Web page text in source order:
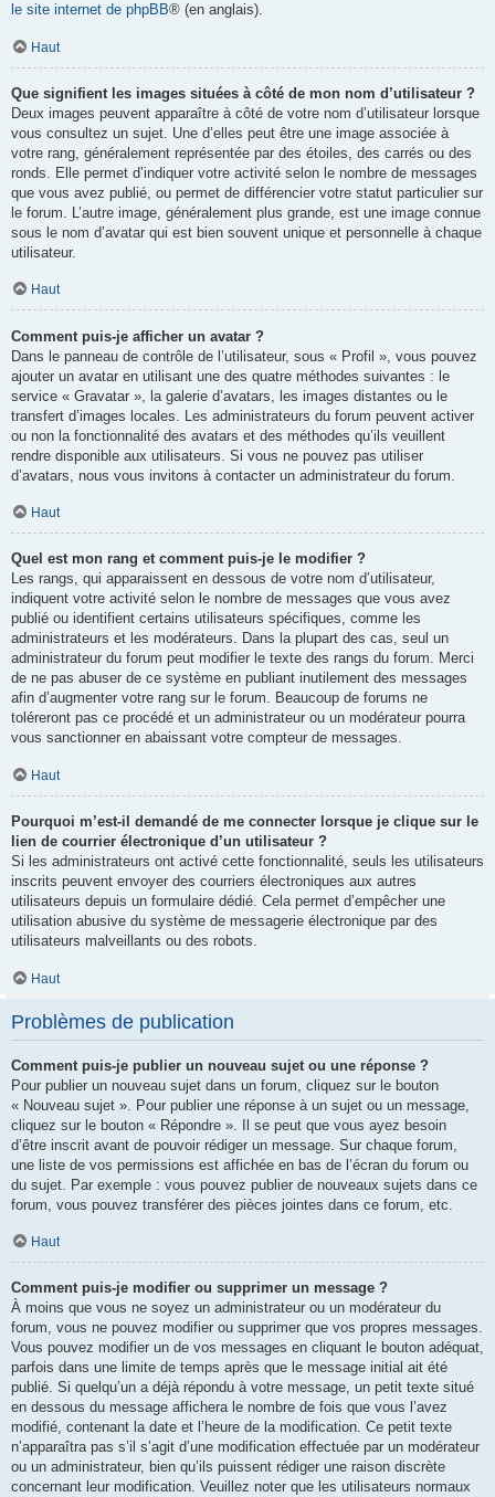
le site internet de phpBB® (en anglais).
Haut
Que signifient les images situées à côté de mon nom d’utilisateur ?
Deux images peuvent apparaître à côté de votre nom d’utilisateur lorsque
vous consultez un sujet. Une d’elles peut être une image associée à
votre rang, généralement représentée par des étoiles, des carrés ou des
ronds. Elle permet d’indiquer votre activité selon le nombre de messages
que vous avez publié, ou permet de différencier votre statut particulier sur
le forum. L’autre image, généralement plus grande, est une image connue
sous le nom d’avatar qui est bien souvent unique et personnelle à chaque
utilisateur.
Haut
Comment puis-je afficher un avatar ?
Dans le panneau de contrôle de l’utilisateur, sous « Profil », vous pouvez
ajouter un avatar en utilisant une des quatre méthodes suivantes : le
service « Gravatar », la galerie d’avatars, les images distantes ou le
transfert d’images locales. Les administrateurs du forum peuvent activer
ou non la fonctionnalité des avatars et des méthodes qu’ils veuillent
rendre disponible aux utilisateurs. Si vous ne pouvez pas utiliser
d’avatars, nous vous invitons à contacter un administrateur du forum.
Haut
Quel est mon rang et comment puis-je le modifier ?
Les rangs, qui apparaissent en dessous de votre nom d’utilisateur,
indiquent votre activité selon le nombre de messages que vous avez
publié ou identifient certains utilisateurs spécifiques, comme les
administrateurs et les modérateurs. Dans la plupart des cas, seul un
administrateur du forum peut modifier le texte des rangs du forum. Merci
de ne pas abuser de ce système en publiant inutilement des messages
afin d’augmenter votre rang sur le forum. Beaucoup de forums ne
toléreront pas ce procédé et un administrateur ou un modérateur pourra
vous sanctionner en abaissant votre compteur de messages.
Haut
Pourquoi m’est-il demandé de me connecter lorsque je clique sur le
lien de courrier électronique d’un utilisateur ?
Si les administrateurs ont activé cette fonctionnalité, seuls les utilisateurs
inscrits peuvent envoyer des courriers électroniques aux autres
utilisateurs depuis un formulaire dédié. Cela permet d’empêcher une
utilisation abusive du système de messagerie électronique par des
utilisateurs malveillants ou des robots.
Haut
Problèmes de publication
Comment puis-je publier un nouveau sujet ou une réponse ?
Pour publier un nouveau sujet dans un forum, cliquez sur le bouton
« Nouveau sujet ». Pour publier une réponse à un sujet ou un message,
cliquez sur le bouton « Répondre ». Il se peut que vous ayez besoin
d’être inscrit avant de pouvoir rédiger un message. Sur chaque forum,
une liste de vos permissions est affichée en bas de l’écran du forum ou
du sujet. Par exemple : vous pouvez publier de nouveaux sujets dans ce
forum, vous pouvez transférer des pièces jointes dans ce forum, etc.
Haut
Comment puis-je modifier ou supprimer un message ?
À moins que vous ne soyez un administrateur ou un modérateur du
forum, vous ne pouvez modifier ou supprimer que vos propres messages.
Vous pouvez modifier un de vos messages en cliquant le bouton adéquat,
parfois dans une limite de temps après que le message initial ait été
publié. Si quelqu’un a déjà répondu à votre message, un petit texte situé
en dessous du message affichera le nombre de fois que vous l’avez
modifié, contenant la date et l’heure de la modification. Ce petit texte
n’apparaîtra pas s’il s’agit d’une modification effectuée par un modérateur
ou un administrateur, bien qu’ils puissent rédiger une raison discrète
concernant leur modification. Veuillez noter que les utilisateurs normaux